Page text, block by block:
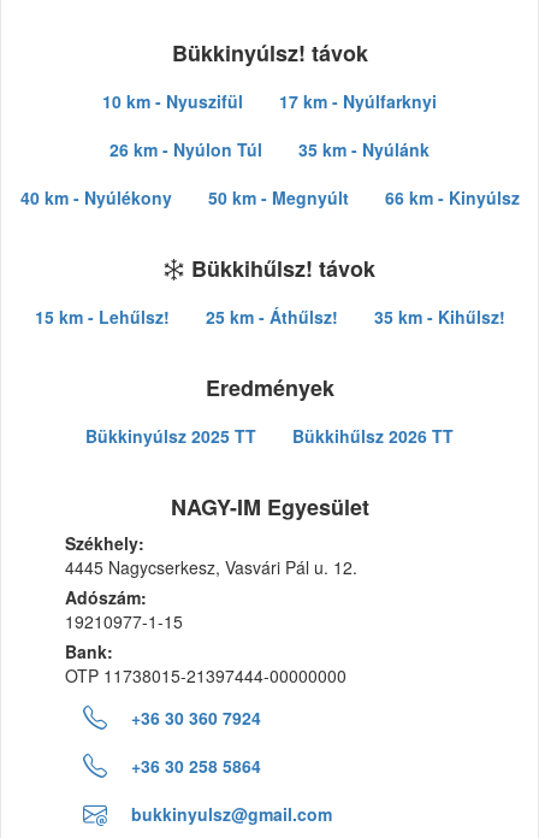
Bükkinyúlsz! távok
10 km - Nyuszifül
17 km - Nyúlfarknyi
26 km - Nyúlon Túl
35 km - Nyúlánk
40 km - Nyúlékony
50 km - Megnyúlt 66 km - Kinyúlsz
Bükkihűlsz! távok
15 km - Lehűlsz! 25 km - Áthűlsz! 35 km - Kihűlsz!
Eredmények
Bükkinyúlsz 2025 TT Bükkihűlsz 2026 TT
NAGY-IM Egyesület
Székhely:
4445 Nagycserkesz, Vasvári Pál u. 12.
Adószám:
19210977-1-15
Bank:
OTP 11738015-21397444-00000000
+36 30 360 7924
+36 30 258 5864
bukkinyulsz@gmail.com